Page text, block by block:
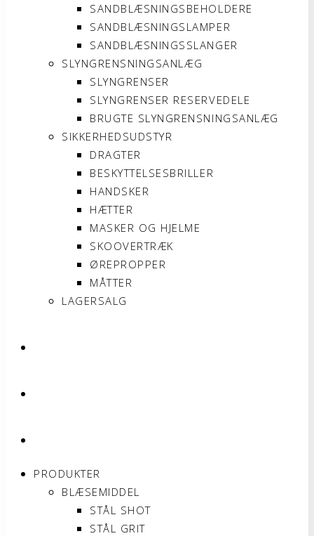
SANDBLÆSNINGSBEHOLDERE
SANDBLÆSNINGSLAMPER
SANDBLÆSNINGSSLANGER
SLYNGRENSNINGSANLÆG
SLYNGRENSER
SLYNGRENSER RESERVEDELE
BRUGTE SLYNGRENSNINGSANLÆG
SIKKERHEDSUDSTYR
DRAGTER
BESKYTTELSESBRILLER
HANDSKER
HÆTTER
MASKER OG HJELME
SKOOVERTRÆK
ØREPROPPER
MÅTTER
LAGERSALG
PRODUKTER
BLÆSEMIDDEL
STÅL SHOT
STÅL GRIT